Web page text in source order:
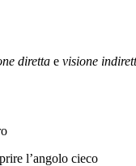
diretta e visione
l’angolo cieco